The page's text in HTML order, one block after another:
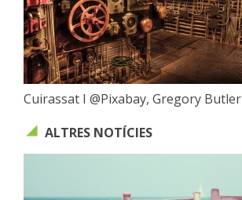
Cuirassat I @Pixabay, Gregory Butler
ALTRES NOTÍCIES